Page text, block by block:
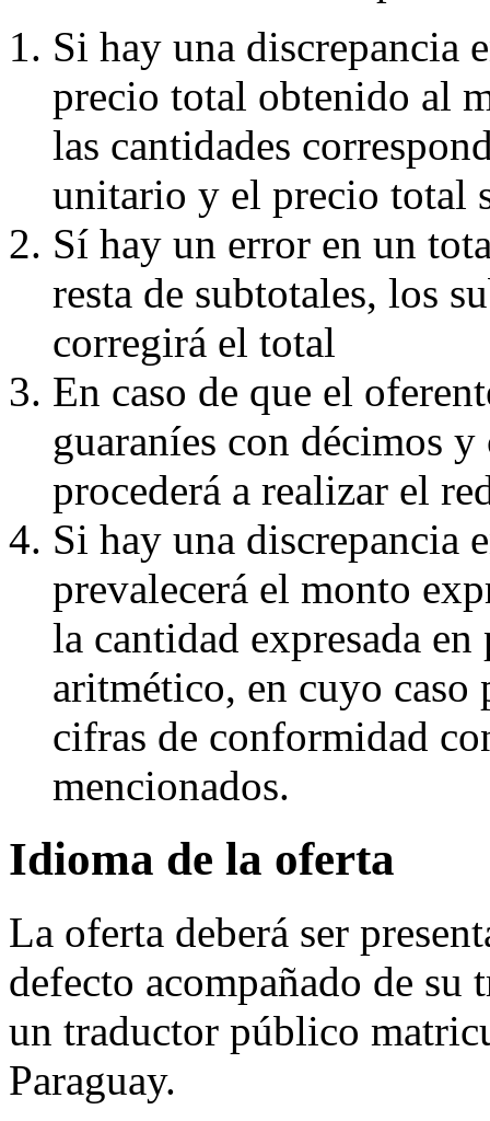
Si hay una discrepancia
precio total obtenido al
las cantidades
unitario y el precio total
Sí hay un error en un
resta de subtotales, los
corregirá el total
En caso de que el
guaraníes con décimos
procederá a realizar el
Si hay una discrepancia
prevalecerá el monto
la cantidad expresada
aritmético, en cuyo caso
cifras de conformidad
mencionados.
Idioma de la oferta
La oferta deberá ser
defecto acompañado de
un traductor público
Paraguay.